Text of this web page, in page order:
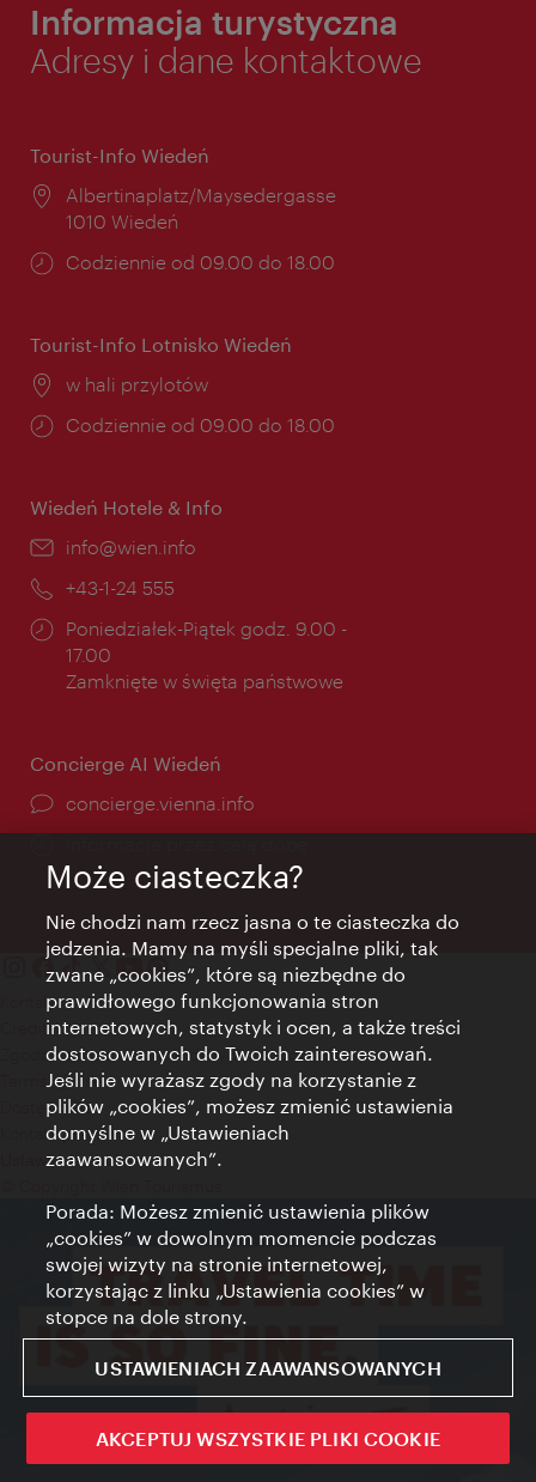
Informacja turystyczna
Adresy i dane kontaktowe
Tourist-Info Wiedeń
Miejsce:
Albertinaplatz/Maysedergasse
1010 Wiedeń
Godziny
Codziennie od 09.00 do 18.00
Tourist-Info Lotnisko Wiedeń
Miejsce:
w hali przylotów
Godziny
Codziennie od 09.00 do 18.00
Wiedeń Hotele & Info
E-
info@wien.info
Telefon:
+43-1-24 555
Godziny
otwarcia:
Poniedziałek-Piątek godz. 9.00 -
17.00
Zamknięte w święta państwowe
Concierge AI Wiedeń
concierge.vienna.info
Kontakt
Credits
Zgoda na przetwarzanie danych osobowych
Terms of Use
Dostępność
Kontakt prasowy
Ustawienia cookies
Może ciasteczka?
Nie chodzi nam rzecz jasna o te ciasteczka do
jedzenia. Mamy na myśli specjalne pliki, tak
zwane „cookies”, które są niezbędne do
prawidłowego funkcjonowania stron
internetowych, statystyk i ocen, a także treści
dostosowanych do Twoich zainteresowań.
Jeśli nie wyrażasz zgody na korzystanie z
plików „cookies”, możesz zmienić ustawienia
domyślne w „Ustawieniach
zaawansowanych”.
Porada: Możesz zmienić ustawienia plików
„cookies” w dowolnym momencie podczas
swojej wizyty na stronie internetowej,
korzystając z linku „Ustawienia cookies” w
stopce na dole strony.
USTAWIENIACH ZAAWANSOWANYCH
AKCEPTUJ WSZYSTKIE PLIKI COOKIE